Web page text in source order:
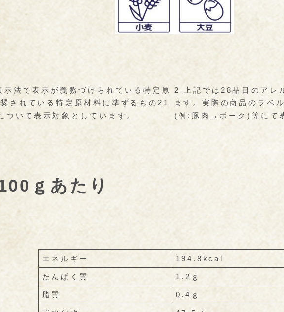
法で表示が義務づけられている特定原
されている特定原材料に準ずるもの21
いて表示対象としています。
2.上記では28品目のアレ
ます。実際の商品のラベ
(例:豚肉→ポーク)等にて
ｇあたり
エネルギー 194.8kcal
たんぱく質 1.2ｇ
脂質 0.4ｇ